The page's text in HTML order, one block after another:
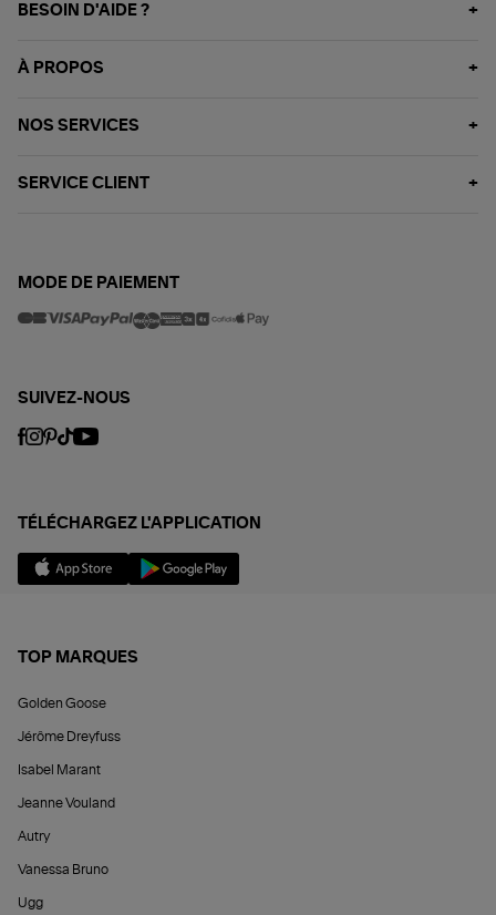
BESOIN D'AIDE ?
À PROPOS
NOS SERVICES
SERVICE CLIENT
MODE DE PAIEMENT
SUIVEZ-NOUS
TÉLÉCHARGEZ L'APPLICATION
TOP MARQUES
Golden Goose
Jérôme Dreyfuss
Isabel Marant
Jeanne Vouland
Autry
Vanessa Bruno
Ugg